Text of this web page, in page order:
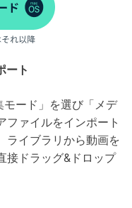
ート
ード」を選び「メデ
ファイルをインポート
ライブラリから動画を
接ドラッグ&ドロップ